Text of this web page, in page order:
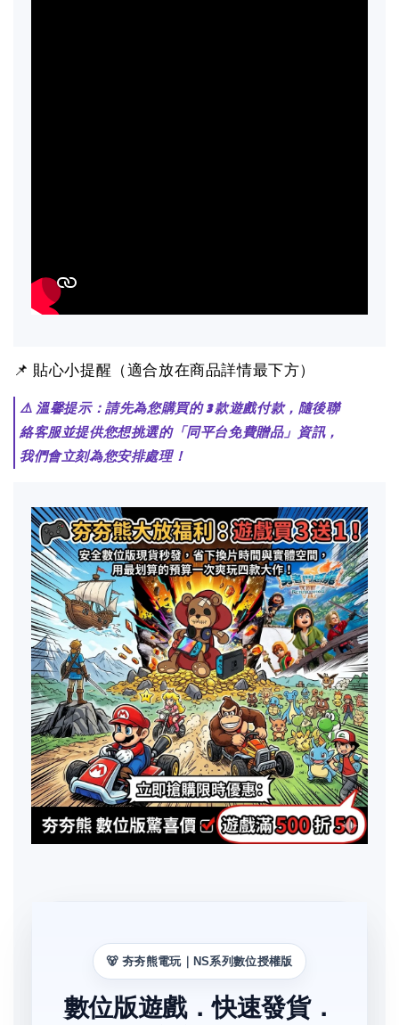
📌 貼心小提醒（適合放在商品詳情最下方）
⚠️ 溫馨提示：請先為您購買的 3 款遊戲付款，隨後聯
絡客服並提供您想挑選的「同平台免費贈品」資訊，
我們會立刻為您安排處理！
🐻 夯夯熊電玩｜NS系列數位授權版
數位版遊戲．快速發貨．